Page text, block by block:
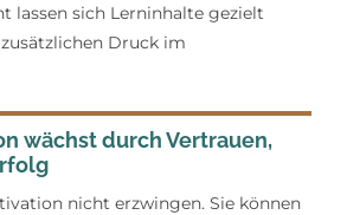
lassen sich Lerninhalte gezielt
Druck im
wächst durch Vertrauen,
nicht erzwingen. Sie können